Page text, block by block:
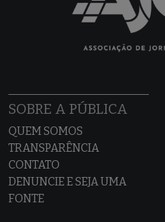
SOBRE A PÚBLICA
QUEM SOMOS
TRANSPARÊNCIA
CONTATO
DENUNCIE E SEJA UMA
FONTE